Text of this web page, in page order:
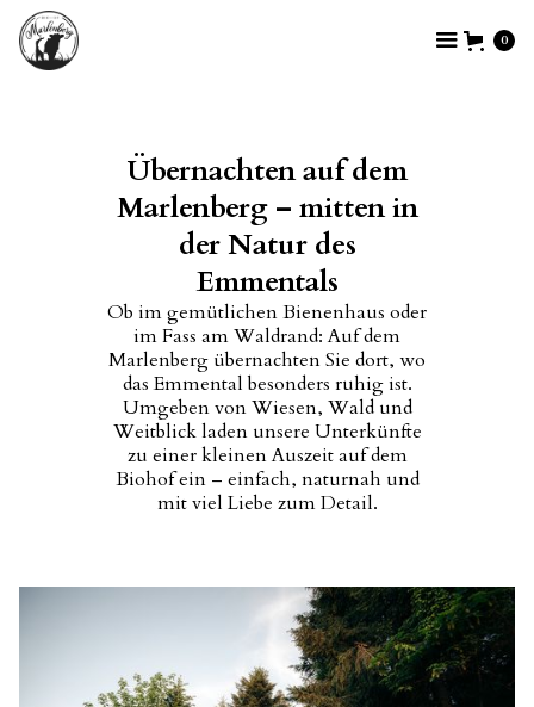
0
Übernachten auf dem
Marlenberg – mitten in
der Natur des
Emmentals
Ob im gemütlichen Bienenhaus oder
im Fass am Waldrand: Auf dem
Marlenberg übernachten Sie dort, wo
das Emmental besonders ruhig ist.
Umgeben von Wiesen, Wald und
Weitblick laden unsere Unterkünfte
zu einer kleinen Auszeit auf dem
Biohof ein – einfach, naturnah und
mit viel Liebe zum Detail.